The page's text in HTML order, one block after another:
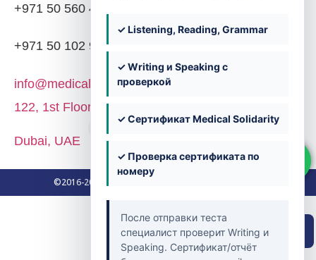
✓ Listening, Reading, Grammar
✓ Writing и Speaking с
проверкой
✓ Сертификат Medical Solidarity
✓ Проверка сертификата по
номеру
После отправки теста
специалист проверит Writing и
Speaking. Сертификат/отчёт
Быстрая навигация
+971 50 560 4203
+971 50 102 9382
info@medicalsolidarity.ae
122, 1st Floor, Block 02, Dubai Knowledge Park,
Dubai, UAE
©2016-2026. Medical Solidarity. All Rights Reserved.